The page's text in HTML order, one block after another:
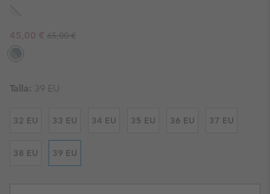
Sale price:
45,00 € Regular price:
65,00 €
Talla: 39 EU
32 EU 33 EU 34 EU 35 EU 36 EU 37 EU
38 EU 39 EU